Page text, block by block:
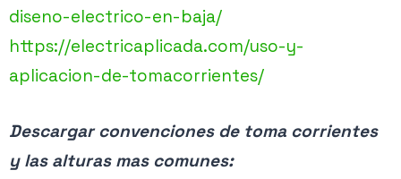
diseno-electrico-en-baja/
https://electricaplicada.com/uso-y-
aplicacion-de-tomacorrientes/
Descargar convenciones de toma corrientes
y las alturas mas comunes: